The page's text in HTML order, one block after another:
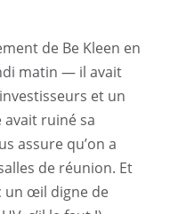
de Be Kleen en
matin — il avait
et un
avait ruiné sa
assure qu’on a
de réunion. Et
un œil digne de